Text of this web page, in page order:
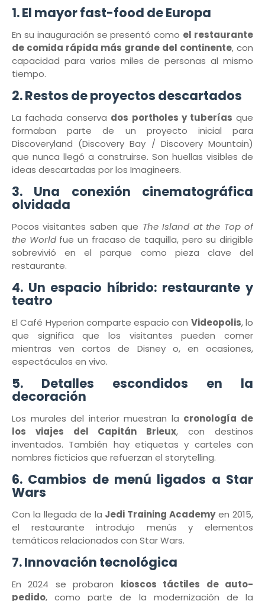
1. El mayor fast-food de Europa
En su inauguración se presentó como el restaurante
de comida rápida más grande del continente, con
capacidad para varios miles de personas al mismo
tiempo.
2. Restos de proyectos descartados
La fachada conserva dos portholes y tuberías que
formaban parte de un proyecto inicial para
Discoveryland (Discovery Bay / Discovery Mountain)
que nunca llegó a construirse. Son huellas visibles de
ideas descartadas por los Imagineers.
3. Una conexión cinematográfica
olvidada
Pocos visitantes saben que The Island at the Top of
the Worldfue un fracaso de taquilla, pero su dirigible
sobrevivió en el parque como pieza clave del
restaurante.
4. Un espacio híbrido: restaurante y
teatro
El Café Hyperion comparte espacio con Videopolis, lo
que significa que los visitantes pueden comer
mientras ven cortos de Disney o, en ocasiones,
espectáculos en vivo.
5. Detalles escondidos en la
decoración
Los murales del interior muestran la cronología de
los viajes del Capitán Brieux, con destinos
inventados. También hay etiquetas y carteles con
nombres ficticios que refuerzan el storytelling.
6. Cambios de menú ligados a Star
Wars
Con la llegada de la Jedi Training Academyen 2015,
el restaurante introdujo menús y elementos
temáticos relacionados con Star Wars.
7. Innovación tecnológica
En 2024 se probaron kioscos táctiles de auto-
pedido, como parte de la modernización de la